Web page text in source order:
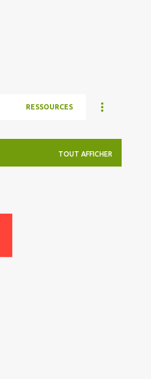
RESSOURCES
TOUT AFFICHER